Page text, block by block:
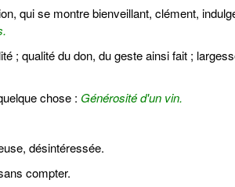
qui se montre bienveillant, clément,
; qualité du don, du geste ainsi fait ;
chose : Générosité d'un vin.
désintéressée.
compter.